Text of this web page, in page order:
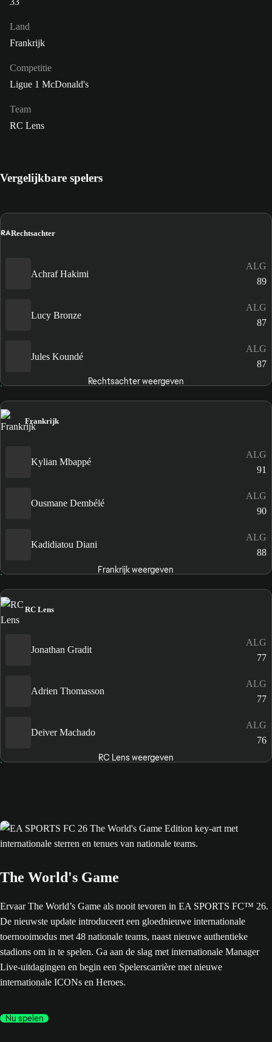
Land
Frankrijk
Competitie
Ligue 1 McDonald's
Team
RC Lens
Vergelijkbare spelers
RARechtsachter
Achraf Hakimi
ALG
89
Lucy Bronze
ALG
87
Jules Koundé
ALG
87
Rechtsachter weergeven
Frankrijk
Kylian Mbappé
ALG
91
Ousmane Dembélé
ALG
90
Kadidiatou Diani
ALG
88
Frankrijk weergeven
RC Lens
Jonathan Gradit
ALG
77
Adrien Thomasson
ALG
77
Deiver Machado
ALG
76
RC Lens weergeven
The World's Game
Ervaar The World’s Game als nooit tevoren in EA SPORTS FC™ 26.
De nieuwste update introduceert een gloednieuwe internationale
toernooimodus met 48 nationale teams, naast nieuwe authentieke
stadions om in te spelen. Ga aan de slag met internationale Manager
Live-uitdagingen en begin een Spelerscarrière met nieuwe
internationale ICONs en Heroes.
Nu spelen